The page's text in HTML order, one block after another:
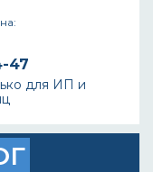
47
для ИП и